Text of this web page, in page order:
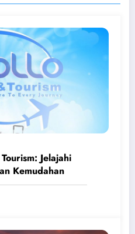
Jelajahi
Kemudahan